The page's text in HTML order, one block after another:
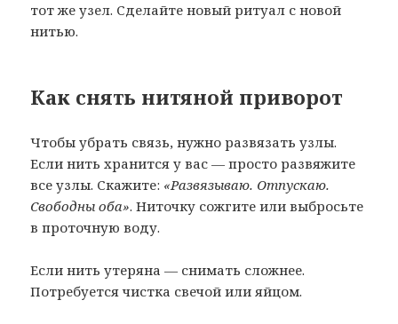
тот же узел. Сделайте новый ритуал с новой
нитью.
Как снять нитяной приворот
Чтобы убрать связь, нужно развязать узлы.
Если нить хранится у вас — просто развяжите
все узлы. Скажите: «Развязываю. Отпускаю.
Свободны оба». Ниточку сожгите или выбросьте
в проточную воду.
Если нить утеряна — снимать сложнее.
Потребуется чистка свечой или яйцом.